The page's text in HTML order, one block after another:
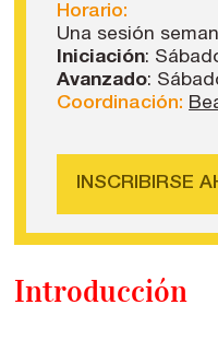
Horario:
Una sesión
Iniciación:
Avanzado:
Coordinación:
INSCRIBIRSE
Introducción